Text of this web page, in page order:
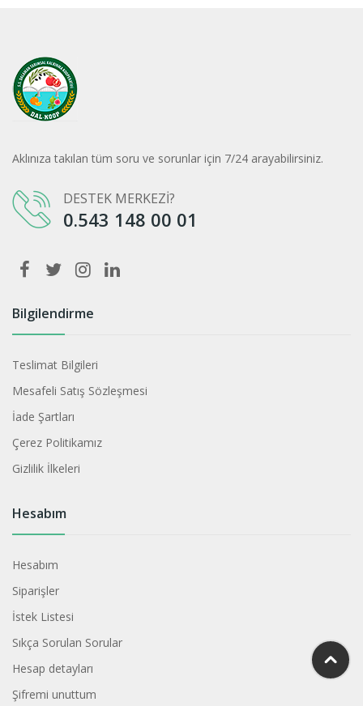
Aklınıza takılan tüm soru ve sorunlar için 7/24 arayabilirsiniz.
DESTEK MERKEZİ?
0.543 148 00 01
Bilgilendirme
Teslimat Bilgileri
Mesafeli Satış Sözleşmesi
İade Şartları
Çerez Politikamız
Gizlilik İlkeleri
Hesabım
Hesabım
Siparişler
İstek Listesi
Sıkça Sorulan Sorular
Hesap detayları
Şifremi unuttum